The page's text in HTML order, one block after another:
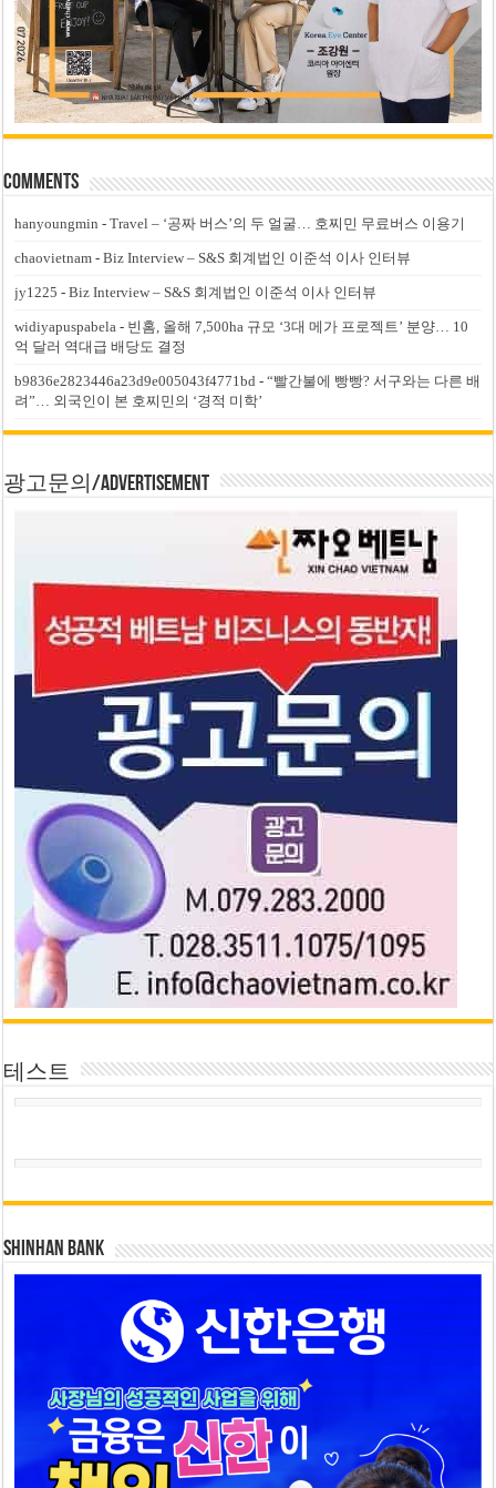
Comments
hanyoungmin -Travel – ‘공짜 버스’의 두 얼굴… 호찌민 무료버스 이용기
chaovietnam -Biz Interview – S&S 회계법인 이준석 이사 인터뷰
jy1225 -Biz Interview – S&S 회계법인 이준석 이사 인터뷰
widiyapuspabela - 빈홈, 올해 7,500ha 규모 ‘3대 메가 프로젝트’ 분양… 10
억 달러 역대급 배당도 결정
b9836e2823446a23d9e005043f4771bd -“빨간불에 빵빵? 서구와는 다른 배
려”… 외국인이 본 호찌민의 ‘경적 미학’
광고문의/Advertisement
테스트
SHINHAN BANK